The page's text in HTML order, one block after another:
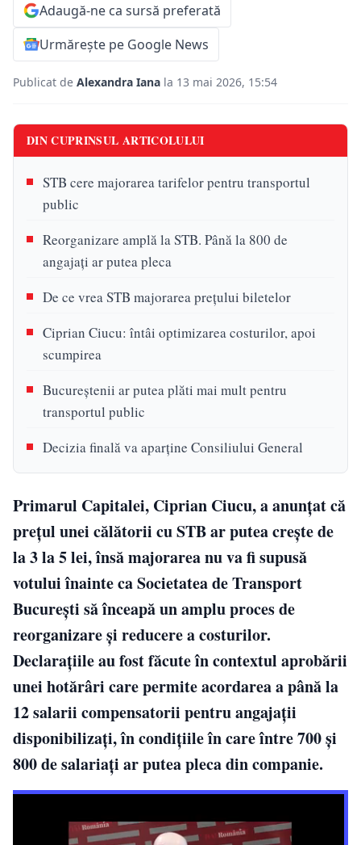
Adaugă-ne ca sursă preferată
Urmărește pe Google News
Publicat de Alexandra Iana la 13 mai 2026, 15:54
DIN CUPRINSUL ARTICOLULUI
STB cere majorarea tarifelor pentru transportul
public
Reorganizare amplă la STB. Până la 800 de
angajați ar putea pleca
De ce vrea STB majorarea prețului biletelor
Ciprian Ciucu: întâi optimizarea costurilor, apoi
scumpirea
Bucureștenii ar putea plăti mai mult pentru
transportul public
Decizia finală va aparține Consiliului General
Primarul Capitalei, Ciprian Ciucu, a anunțat că
prețul unei călătorii cu STB ar putea crește de
la 3 la 5 lei, însă majorarea nu va fi supusă
votului înainte ca Societatea de Transport
București să înceapă un amplu proces de
reorganizare și reducere a costurilor.
Declarațiile au fost făcute în contextul aprobării
unei hotărâri care permite acordarea a până la
12 salarii compensatorii pentru angajații
disponibilizați, în condițiile în care între 700 și
800 de salariați ar putea pleca din companie.